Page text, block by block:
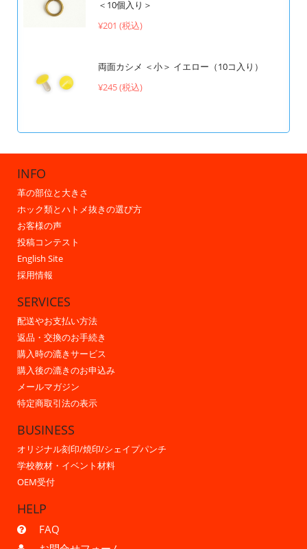
＜10個入り＞
¥201 (税込)
両面カシメ ＜小＞ イエロー（10コ入り）
¥245 (税込)
INFO
革の部位と大きさ
ホック類とハトメ抜きの選び方
お客様の声
投稿コンテスト
English Site
採用情報
SERVICES
配送やお支払い方法
返品・交換のお手続き
購入時の漉きサービス
購入後の漉きのお申込み
メールマガジン
特定商取引法の表示
BUSINESS
オリジナル刻印/焼印/シェイプパンチ
学校教材・イベント材料
OEM受付
HELP
FAQ